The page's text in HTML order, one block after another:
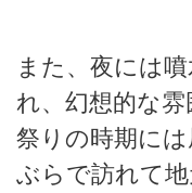
また、夜には
れ、幻想的な
祭りの時期に
ぶらで訪れて